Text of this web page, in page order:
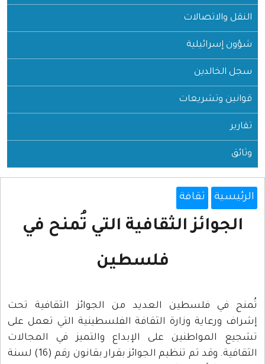
النقل والاتصالات
شؤون إسرائيلية
سجل الخالدين
قوانين وتشريعات
تقارير
وثائق
الرئيسية ثقافة
الجوائز الثقافية التي تُمنح في
فلسطين
تُمنح في فلسطين العديد من الجوائز الثقافية تحت
إشراف ورعاية وزارة الثقافة الفلسطينية التي تعمل على
تشجيع المواطنين على الإبداع والتميز في المجالات
الثقافية. وقد تم تنظيم الجوائز بقرار بقانون رقم (16) لسنة